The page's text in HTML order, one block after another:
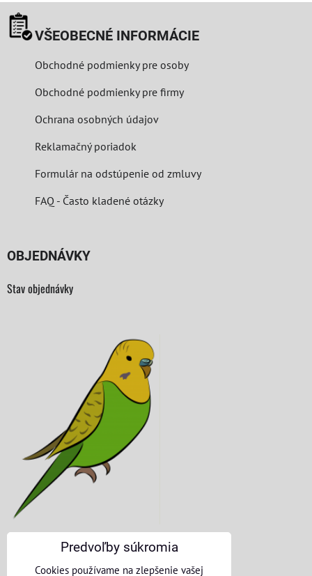
VŠEOBECNÉ INFORMÁCIE
Obchodné podmienky pre osoby
Obchodné podmienky pre firmy
Ochrana osobných údajov
Reklamačný poriadok
Formulár na odstúpenie od zmluvy
FAQ - Často kladené otázky
OBJEDNÁVKY
Stav objednávky
KONTAKTNÉ ÚDAJE
Predvoľby súkromia
Cookies používame na zlepšenie vašej